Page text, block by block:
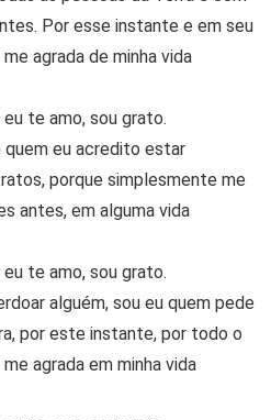
Por esse instante e em seu
agrada de minha vida
te amo, sou grato.
quem eu acredito estar
porque simplesmente me
antes, em alguma vida
te amo, sou grato.
alguém, sou eu quem pede
por este instante, por todo o
agrada em minha vida